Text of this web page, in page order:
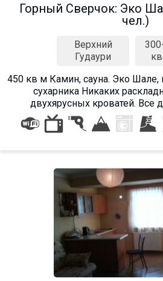
Горный Сверчок: Эко
чел.)
Верхний
Гудаури
450 кв м Камин, сауна. Эко Шале,
сухарника Никаких
двухярусных кроватей. Все
О Грузии
Визы и Документы
Что пить?
Деньги
Отчеты
Безопасность